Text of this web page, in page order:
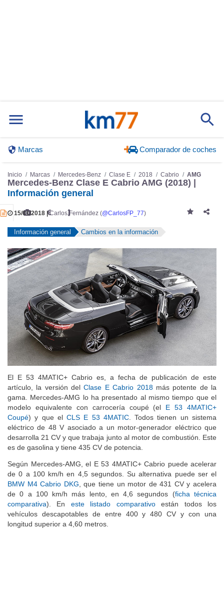
Marcas Comparador de coches
Inicio Marcas Mercedes-Benz Clase E 2018 Cabrio AMG
Mercedes-Benz Clase E Cabrio AMG (2018) |
Información general
15/01/2018 |Carlos Fernández (@CarlosFP_77)
Información general Cambios en la información
El E 53 4MATIC+ Cabrio es, a fecha de publicación de este
artículo, la versión delClase E Cabrio 2018más potente de la
gama. Mercedes-AMG lo ha presentado al mismo tiempo que el
modelo equivalente con carrocería coupé (el E 53 4MATIC+
Coupé) y que elCLS E 53 4MATIC. Todos tienen un sistema
eléctrico de 48 V asociado a un motor-generador eléctrico que
desarrolla 21 CV y que trabaja junto al motor de combustión. Este
es de gasolina y tiene 435 CV de potencia.
Según Mercedes-AMG, el E 53 4MATIC+ Cabrio puede acelerar
de 0 a 100 km/h en 4,5 segundos. Su alternativa puede ser el
BMW M4 Cabrio DKG, que tiene un motor de 431 CV y acelera
de 0 a 100 km/h más lento, en 4,6 segundos (ficha técnica
comparativa). En este listado comparativoestán todos los
vehículos descapotables de entre 400 y 480 CV y con una
longitud superior a 4,60 metros.